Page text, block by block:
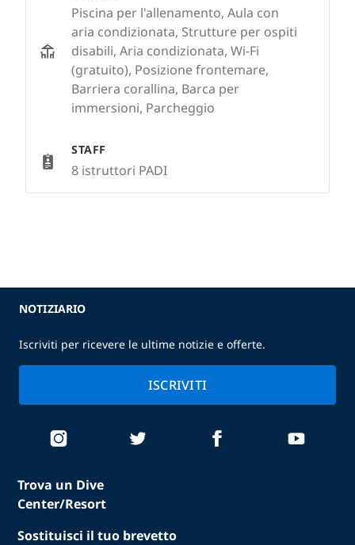
Piscina per l'allenamento, Aula con
aria condizionata, Strutture per ospiti
disabili, Aria condizionata, Wi-Fi
(gratuito), Posizione frontemare,
Barriera corallina, Barca per
immersioni, Parcheggio
STAFF
8 istruttori PADI
Trova un Dive
Center/Resort
Sostituisci il tuo brevetto
NOTIZIARIO
Iscriviti per ricevere le ultime notizie e offerte.
ISCRIVITI